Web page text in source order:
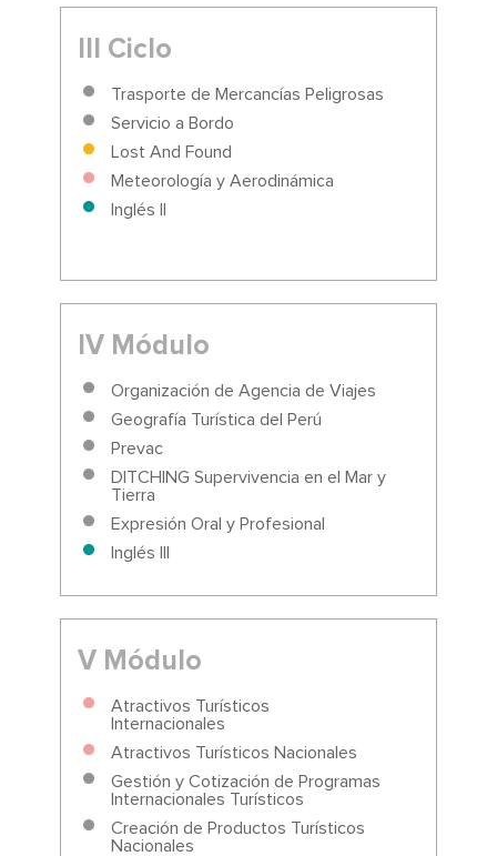
III Ciclo
Trasporte de Mercancías Peligrosas
Servicio a Bordo
Lost And Found
Meteorología y Aerodinámica
Inglés II
IV Módulo
Organización de Agencia de Viajes
Geografía Turística del Perú
Prevac
DITCHING Supervivencia en el Mar y
Tierra
Expresión Oral y Profesional
Inglés III
V Módulo
Atractivos Turísticos
Internacionales
Atractivos Turísticos Nacionales
Gestión y Cotización de Programas
Internacionales Turísticos
Creación de Productos Turísticos
Nacionales